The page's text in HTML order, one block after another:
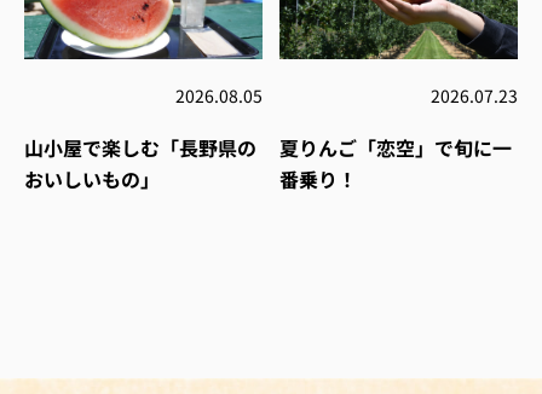
2026.08.05
山小屋で楽しむ「長野県の
おいしいもの」
2026.07.23
夏りんご「恋空」で旬に一
番乗り！